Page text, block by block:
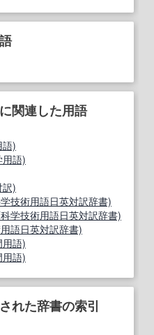
関連した用語
語)
語)
訳)
技術用語日英対訳辞書)
学技術用語日英対訳辞書)
語日英対訳辞書)
語)
語)
れた辞書の索引